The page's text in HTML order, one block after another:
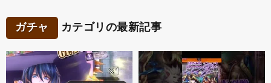
ガチャ カテゴリの最新記事